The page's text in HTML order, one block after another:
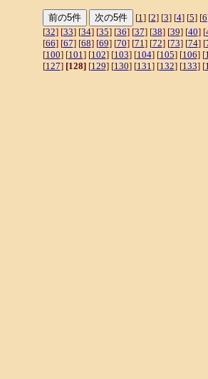
[1] [2] [3] [4] [5] [6
[32] [33] [34] [35] [36] [37] [38] [39] [40] [
[66] [67] [68] [69] [70] [71] [72] [73] [74] [
[100] [101] [102] [103] [104] [105] [106] [
[127] [128][129] [130] [131] [132] [133] [